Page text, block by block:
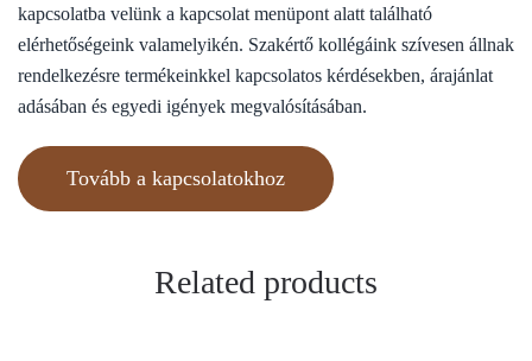
kapcsolatba velünk a kapcsolat menüpont alatt található
elérhetőségeink valamelyikén. Szakértő kollégáink szívesen állnak
rendelkezésre termékeinkkel kapcsolatos kérdésekben, árajánlat
adásában és egyedi igények megvalósításában.
Tovább a kapcsolatokhoz
Related products